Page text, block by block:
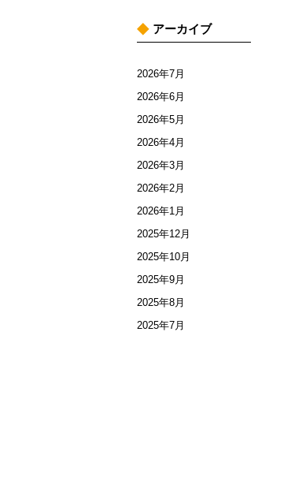
アーカイブ
2026年7月
2026年6月
2026年5月
2026年4月
2026年3月
2026年2月
2026年1月
2025年12月
2025年10月
2025年9月
2025年8月
2025年7月